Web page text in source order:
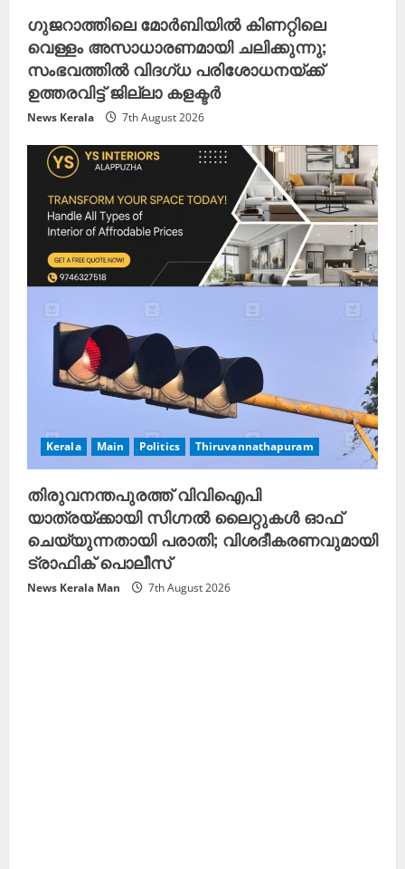
ഗുജറാത്തിലെ മോർബിയിൽ കിണറ്റിലെ
വെള്ളം അസാധാരണമായി ചലിക്കുന്നു;
സംഭവത്തിൽ വിദഗ്ധ പരിശോധനയ്ക്ക്
ഉത്തരവിട്ട് ജില്ലാ കളക്ടർ
News Kerala 7th August 2026
Kerala Main Politics Thiruvannathapuram
തിരുവനന്തപുരത്ത് വിവിഐപി
യാത്രയ്ക്കായി സിഗ്നൽ ലൈറ്റുകൾ ഓഫ്
ചെയ്യുന്നതായി പരാതി; വിശദീകരണവുമായി
ട്രാഫിക് പൊലീസ്
News Kerala Man 7th August 2026